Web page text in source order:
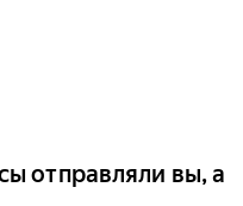
отправляли вы, а